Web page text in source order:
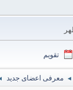
تقویم
◄ معرفی اعضای جدید